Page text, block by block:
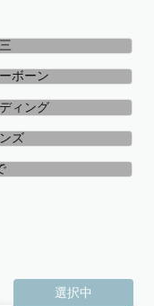
七五三
ニューボーン
ウェディング
フレンズ
選択中